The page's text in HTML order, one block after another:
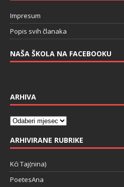
Impresum
Popis svih članaka
NAŠA ŠKOLA NA FACEBOOKU
ARHIVA
ARHIVIRANE RUBRIKE
Kći Taj(nina)
PoetesAna